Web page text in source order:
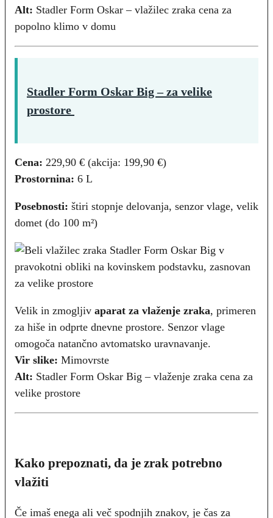
Alt: Stadler Form Oskar – vlažilec zraka cena za
popolno klimo v domu
Stadler Form Oskar Big–za velike
prostore
Cena: 229,90 € (akcija: 199,90 €)
Prostornina: 6 L
Posebnosti: štiri stopnje delovanja, senzor vlage, velik
domet (do 100 m²)
Velik in zmogljiv aparat za vlaženje zraka, primeren
za hiše in odprte dnevne prostore. Senzor vlage
omogoča natančno avtomatsko uravnavanje.
Vir slike: Mimovrste
Alt: Stadler Form Oskar Big – vlaženje zraka cena za
velike prostore
Kako prepoznati, da je zrak potrebno
vlažiti
Če imaš enega ali več spodnjih znakov, je čas za